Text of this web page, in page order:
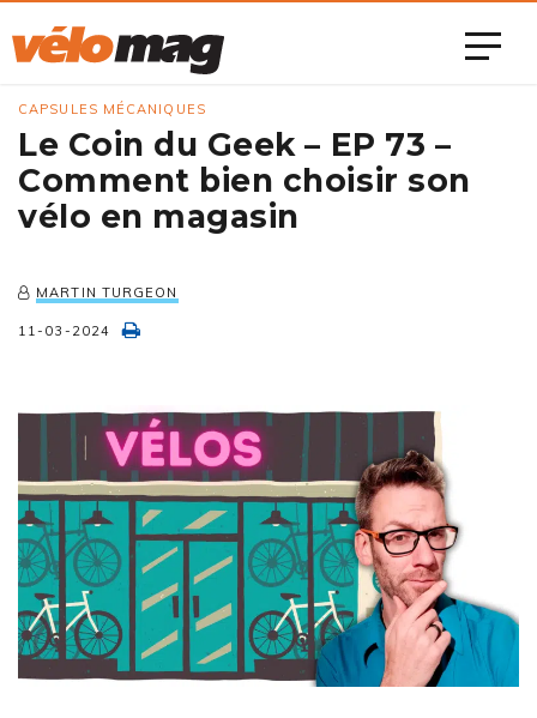
CAPSULES MÉCANIQUES
Le Coin du Geek – EP 73 –
Comment bien choisir son
vélo en magasin
MARTIN TURGEON
11-03-2024